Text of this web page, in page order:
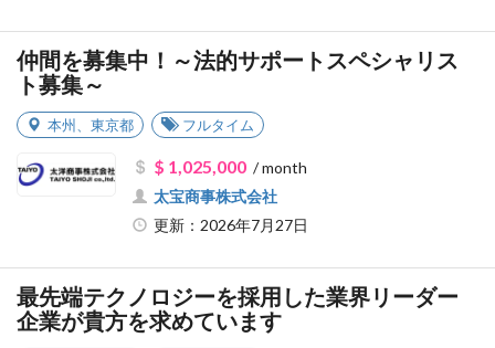
仲間を募集中！～法的サポートスペシャリス
ト募集～
本州 東京都 フルタイム
$ 1,025,000/ month
太宝商事株式会社
更新：2026年7月27日
最先端テクノロジーを採用した業界リーダー
企業が貴方を求めています